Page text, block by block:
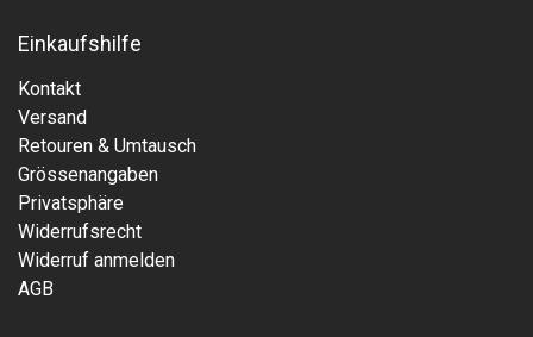
Einkaufshilfe
Kontakt
Versand
Retouren & Umtausch
Grössenangaben
Privatsphäre
Widerrufsrecht
Widerruf anmelden
AGB